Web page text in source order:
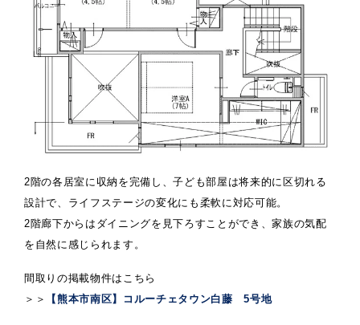
2階の各居室に収納を完備し、子ども部屋は将来的に区切れる
設計で、ライフステージの変化にも柔軟に対応可能。
2階廊下からはダイニングを見下ろすことができ、家族の気配
を自然に感じられます。
間取りの掲載物件はこちら
＞＞
【熊本市南区】コルーチェタウン白藤 5号地